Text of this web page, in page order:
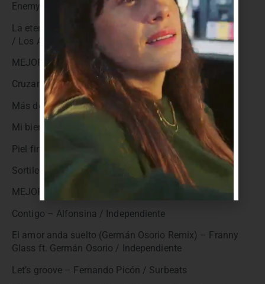
Enemy – NME / Independiente
La eternidad y sus tantos sentidos – Mariana Lucía
/ Los Años Luz
MEJOR ÁLBUM DE ROCK Y BLUES
Cruzando la Madrugada – La Marmita / MMG
Más de mil historias – Sucia Esquina / Independiente
Mi bien – La Triple Nelson / MMG
Piel fina – Romina Peluffo / Little Butterfly
Sortilegio – Mandrake y Los Druidas / Bizarro
MEJOR SINGLE DE MÚSICA ELECTRÓNICA
Contigo – Alfonsina / Independiente
El amor anda suelto (Germán Osorio Remix) – Franny
Glass ft. Germán Osorio / Independiente
Let’s groove – Fernando Picón / Surbeats